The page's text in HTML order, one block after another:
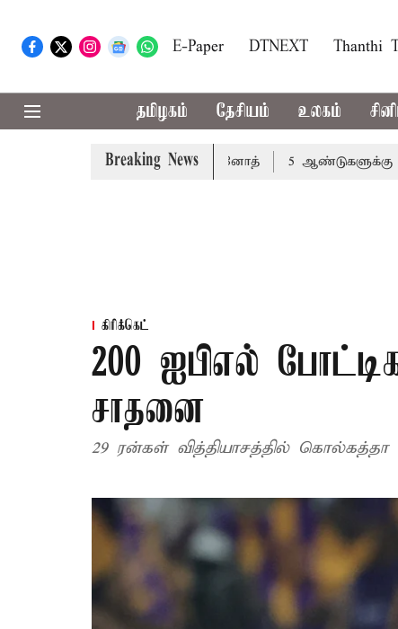
E-Paper DTNEXT Thanthi
தமிழகம் தேசியம் உலகம்
Breaking News
வேண்டும்: அமைச்சர் வினோத் 5 ஆண்டுகளுக்கு ரூ.600
கிரிக்கெட்
200 ஐபிஎல்
சாதனை
29 ரன்கள் வித்தியாசத்தில் கொல்கத்தா